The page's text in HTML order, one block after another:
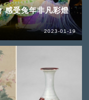
感受兔年非凡彩燈
2023-01-19